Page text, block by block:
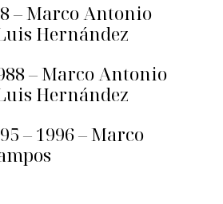
– Marco Antonio
Hernández
– Marco Antonio
Hernández
– 1996 – Marco